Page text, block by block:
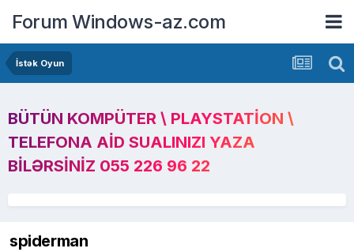
Forum Windows-az.com
İstək Oyun
BÜTÜN KOMPÜTER \ PLAYSTATION \
TELEFONA AID SUALINIZI YAZA
BILƏRSINIZ 055 226 96 22
spiderman